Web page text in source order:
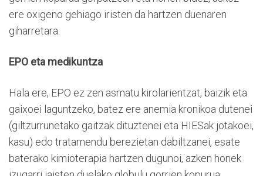
ere oxigeno gehiago iristen da hartzen duenaren
giharretara.
EPO eta medikuntza
Hala ere, EPO ez zen asmatu kirolarientzat, baizik eta
gaixoei laguntzeko, batez ere anemia kronikoa dutenei
(giltzurrunetako gaitzak dituztenei eta HIESak jotakoei,
kasu) edo tratamendu berezietan dabiltzanei, esate
baterako kimioterapia hartzen dugunoi, azken honek